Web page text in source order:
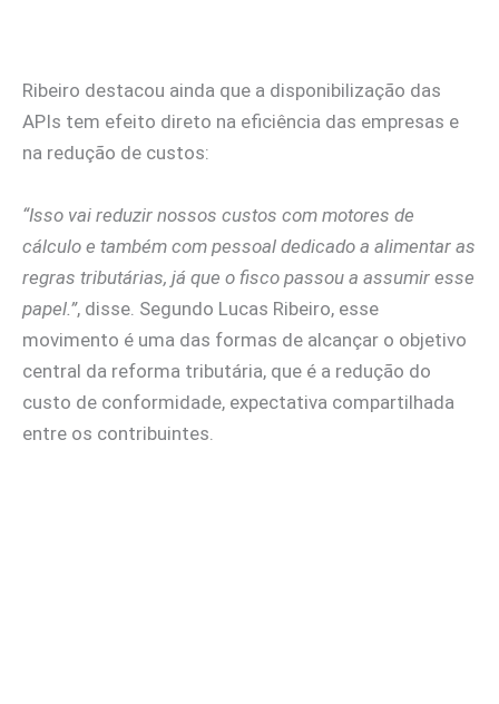
Ribeiro destacou ainda que a disponibilização das
APIs tem efeito direto na eficiência das empresas e
na redução de custos:
“Isso vai reduzir nossos custos com motores de
cálculo e também com pessoal dedicado a alimentar as
regras tributárias, já que o fisco passou a assumir esse
papel.”, disse. Segundo Lucas Ribeiro, esse
movimento é uma das formas de alcançar o objetivo
central da reforma tributária, que é a redução do
custo de conformidade, expectativa compartilhada
entre os contribuintes.